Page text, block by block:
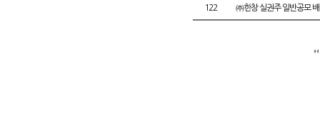
122 ㈜한창 실권주 일반공모